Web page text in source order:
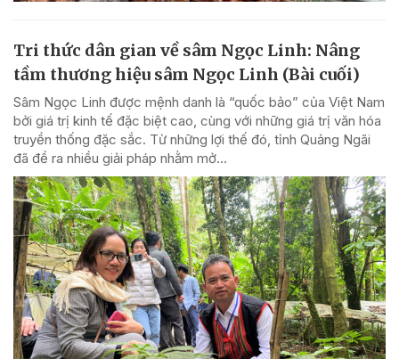
Tri thức dân gian về sâm Ngọc Linh: Nâng
tầm thương hiệu sâm Ngọc Linh (Bài cuối)
Sâm Ngọc Linh được mệnh danh là “quốc bảo” của Việt Nam
bởi giá trị kinh tế đặc biệt cao, cùng với những giá trị văn hóa
truyền thống đặc sắc. Từ những lợi thế đó, tỉnh Quảng Ngãi
đã đề ra nhiều giải pháp nhằm mở...